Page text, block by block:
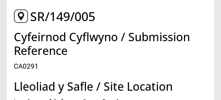
SR/149/005
Cyfeirnod Cyflwyno / Submission
Reference
CA0291
Lleoliad y Safle / Site Location